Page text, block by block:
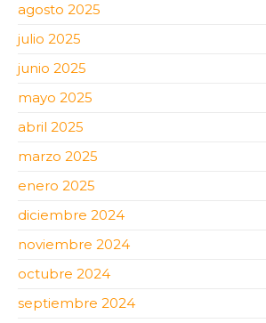
agosto 2025
julio 2025
junio 2025
mayo 2025
abril 2025
marzo 2025
enero 2025
diciembre 2024
noviembre 2024
octubre 2024
septiembre 2024